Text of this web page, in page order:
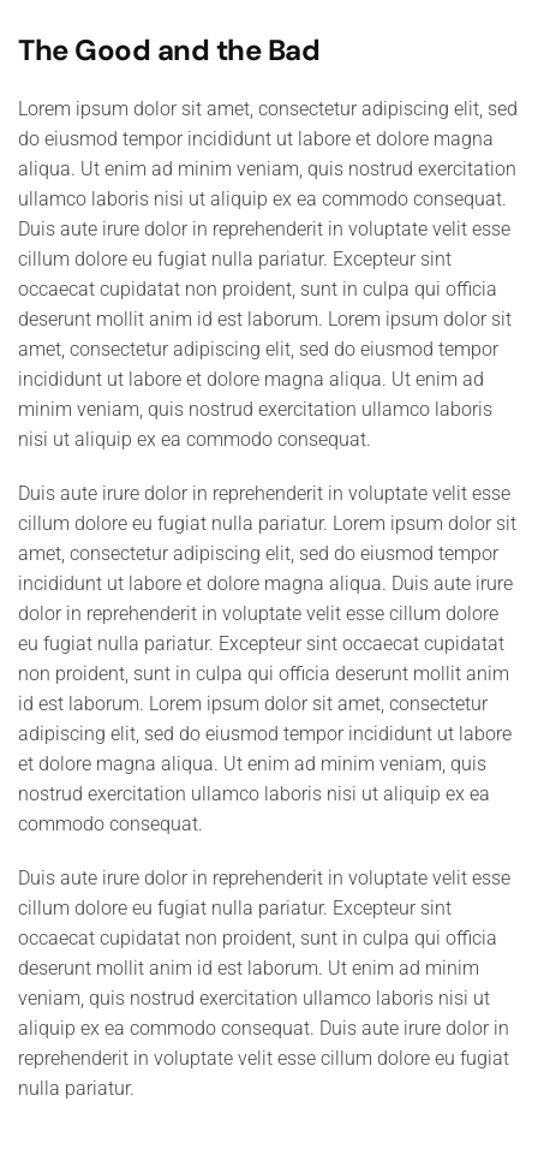
The Good and the Bad
Lorem ipsum dolor sit amet, consectetur adipiscing elit, sed
do eiusmod tempor incididunt ut labore et dolore magna
aliqua. Ut enim ad minim veniam, quis nostrud exercitation
ullamco laboris nisi ut aliquip ex ea commodo consequat.
Duis aute irure dolor in reprehenderit in voluptate velit esse
cillum dolore eu fugiat nulla pariatur. Excepteur sint
occaecat cupidatat non proident, sunt in culpa qui officia
deserunt mollit anim id est laborum. Lorem ipsum dolor sit
amet, consectetur adipiscing elit, sed do eiusmod tempor
incididunt ut labore et dolore magna aliqua. Ut enim ad
minim veniam, quis nostrud exercitation ullamco laboris
nisi ut aliquip ex ea commodo consequat.
Duis aute irure dolor in reprehenderit in voluptate velit esse
cillum dolore eu fugiat nulla pariatur. Lorem ipsum dolor sit
amet, consectetur adipiscing elit, sed do eiusmod tempor
incididunt ut labore et dolore magna aliqua. Duis aute irure
dolor in reprehenderit in voluptate velit esse cillum dolore
eu fugiat nulla pariatur. Excepteur sint occaecat cupidatat
non proident, sunt in culpa qui officia deserunt mollit anim
id est laborum. Lorem ipsum dolor sit amet, consectetur
adipiscing elit, sed do eiusmod tempor incididunt ut labore
et dolore magna aliqua. Ut enim ad minim veniam, quis
nostrud exercitation ullamco laboris nisi ut aliquip ex ea
commodo consequat.
Duis aute irure dolor in reprehenderit in voluptate velit esse
cillum dolore eu fugiat nulla pariatur. Excepteur sint
occaecat cupidatat non proident, sunt in culpa qui officia
deserunt mollit anim id est laborum. Ut enim ad minim
veniam, quis nostrud exercitation ullamco laboris nisi ut
aliquip ex ea commodo consequat. Duis aute irure dolor in
reprehenderit in voluptate velit esse cillum dolore eu fugiat
nulla pariatur.